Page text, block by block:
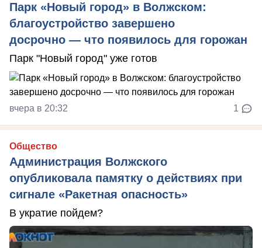
Парк «Новый город» в Волжском:
благоустройство завершено
досрочно — что появилось для горожан
Парк "Новый город" уже готов
вчера в 20:32 1
Общество
Администрация Волжского
опубликовала памятку о действиях при
сигнале «Ракетная опасность»
В укратие пойдем?